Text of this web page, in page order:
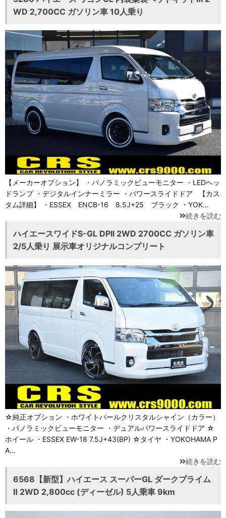
WD 2,700CC ガソリン車 10人乗り
【メーカーオプション】 ・パノラミックビューモニター ・LEDヘッ
ドランプ ・デジタルインナーミラー ・パワースライドドア 【カス
タム詳細】 ・ESSEX ENCB-16 8.5J+25 ブラック ・YOK…
続きを読む
ハイエースワイドS-GL DPII 2WD 2700CC ガソリン車
2/5人乗り 展示車オリジナルコンプリート
☆純正オプション ・ホワイトパールクリスタルシャイン（カラー）
・パノラミックビューモニター ・デュアルパワースライドドア ☆
ホイール ・ESSEX EW-18 7.5J+43(BP) ☆タイヤ ・YOKOHAMA P
A…
続きを読む
6568【新型】ハイエース スーパーGL ダークプライム
Ⅱ 2WD 2,800cc (ディーゼル) 5人乗車 9km